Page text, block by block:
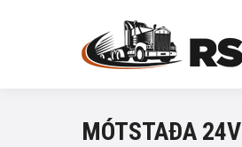
MÓTSTAÐA 24V